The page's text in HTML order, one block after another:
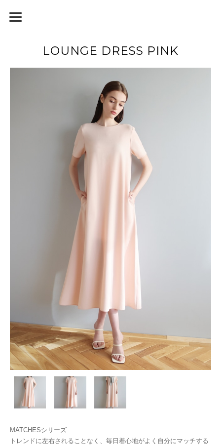
LOUNGE DRESS PINK
MATCHESシリーズ
トレンドに左右されることなく、毎日着心地がよく自分にマッチする